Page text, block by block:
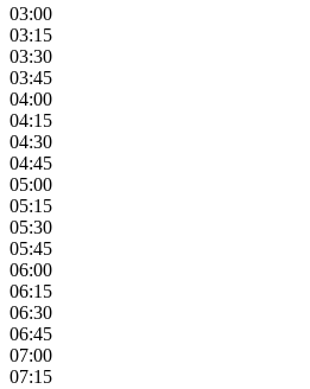
03:00
03:15
03:30
03:45
04:00
04:15
04:30
04:45
05:00
05:15
05:30
05:45
06:00
06:15
06:30
06:45
07:00
07:15